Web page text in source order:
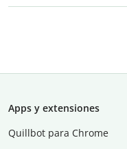
Apps y extensiones
Quillbot para Chrome